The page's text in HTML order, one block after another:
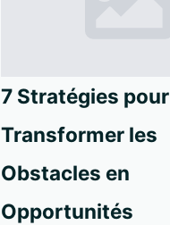
7 Stratégies pour
Transformer les
Obstacles en
Opportunités